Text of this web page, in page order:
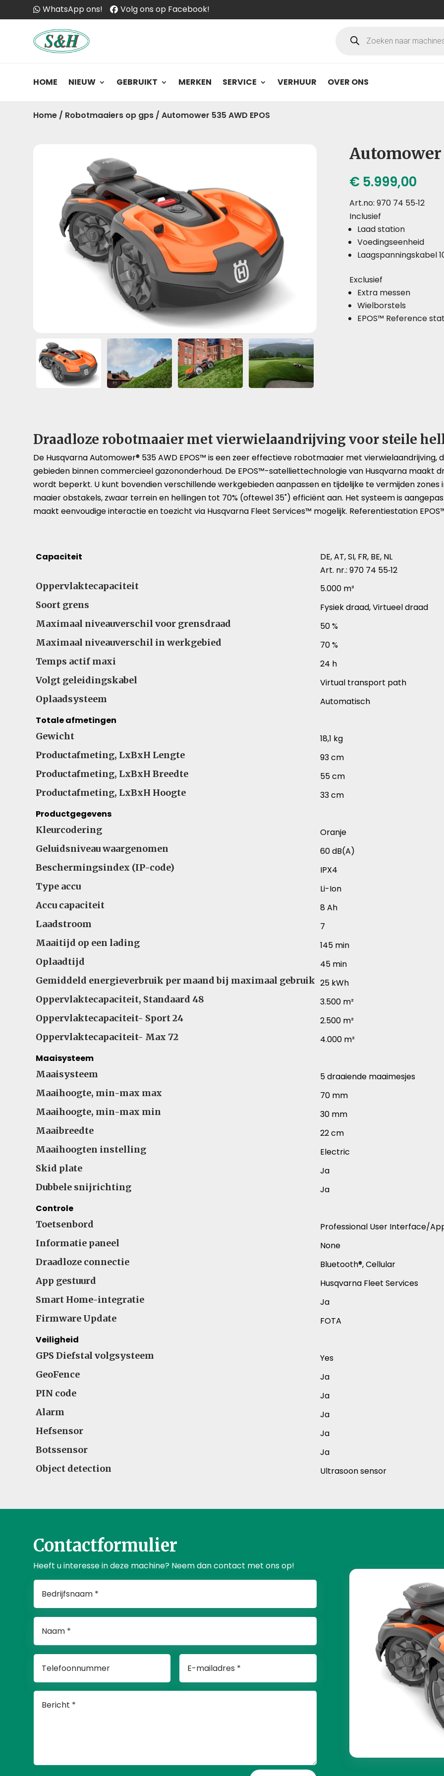
WhatsApp ons!
Volg ons op Facebook!
zoeken
HOME NIEUW GEBRUIKT MERKEN SERVICE VERHUUR OVER ONS
Home / Robotmaaiers op gps /Automower 535 AWD EPOS
Automower
€ 5.999,00
Art.no: 970 74 55‑12
Inclusief
Laad station
Voedingseenheid
Laagspanningskabel
Exclusief
Extra messen
Wielborstels
EPOS™ Reference
Draadloze robotmaaier met vierwielaandrijving voor steile
De Husqvarna Automower® 535 AWD EPOS™ is een zeer effectieve robotmaaier met
gebieden binnen commercieel gazononderhoud. De EPOS™-satelliettechnologie van Husqvarna maakt
wordt beperkt. U kunt bovendien verschillende werkgebieden aanpassen en tijdelijke te vermijden zones
maaier obstakels, zwaar terrein en hellingen tot 70% (oftewel 35˚) efficiënt aan. Het systeem is
maakt eenvoudige interactie en toezicht via Husqvarna Fleet Services™ mogelijk. Referentiestation
Capaciteit
DE, AT, SI, FR, BE, NL
Art. nr.: 970 74 55‑12
Oppervlaktecapaciteit
5.000 m²
Soort grens
Fysiek draad, Virtueel draad
Maximaal niveauverschil voor grensdraad
50 %
Maximaal niveauverschil in werkgebied
70 %
Temps actif maxi
24 h
Volgt geleidingskabel
Virtual transport path
Oplaadsysteem
Automatisch
Totale afmetingen
Gewicht
18,1 kg
Productafmeting, LxBxH Lengte
93 cm
Productafmeting, LxBxH Breedte
55 cm
Productafmeting, LxBxH Hoogte
33 cm
Productgegevens
Kleurcodering
Oranje
Geluidsniveau waargenomen
60 dB(A)
Beschermingsindex (IP-code)
IPX4
Type accu
Li-Ion
Accu capaciteit
8 Ah
Laadstroom
7
Maaitijd op een lading
145 min
Oplaadtijd
45 min
Gemiddeld energieverbruik per maand bij maximaal gebruik 25 kWh
Oppervlaktecapaciteit, Standaard 48
3.500 m²
Oppervlaktecapaciteit- Sport 24
2.500 m²
Oppervlaktecapaciteit- Max 72
4.000 m²
Maaisysteem
Maaisysteem
5 draaiende maaimesjes
Maaihoogte, min-max max
70 mm
Maaihoogte, min-max min
30 mm
Maaibreedte
22 cm
Maaihoogten instelling
Electric
Skid plate
Ja
Dubbele snijrichting
Ja
Controle
Toetsenbord
Professional User Interface/
Informatie paneel
None
Draadloze connectie
Bluetooth®, Cellular
App gestuurd
Husqvarna Fleet Services
Smart Home-integratie
Ja
Firmware Update
FOTA
Veiligheid
GPS Diefstal volgsysteem
Yes
GeoFence
Ja
PIN code
Ja
Alarm
Ja
Hefsensor
Ja
Botssensor
Ja
Object detection
Ultrasoon sensor
Contactformulier
Heeft u interesse in deze machine? Neem dan contact met ons op!